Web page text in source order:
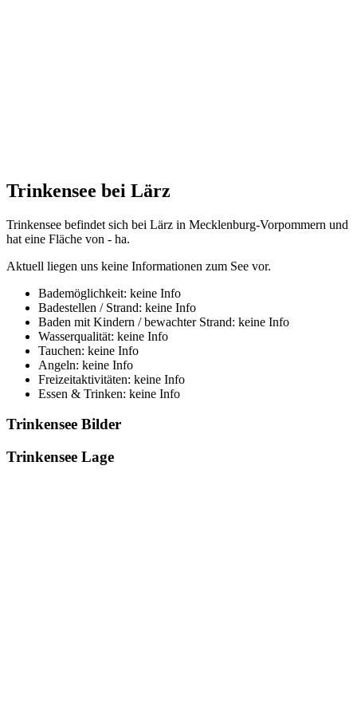
Trinkensee bei Lärz
Trinkensee befindet sich bei Lärz in Mecklenburg-Vorpommern und
hat eine Fläche von - ha.
Aktuell liegen uns keine Informationen zum See vor.
Bademöglichkeit: keine Info
Badestellen / Strand: keine Info
Baden mit Kindern / bewachter Strand: keine Info
Wasserqualität: keine Info
Tauchen: keine Info
Angeln: keine Info
Freizeitaktivitäten: keine Info
Essen & Trinken: keine Info
Trinkensee Bilder
Trinkensee Lage